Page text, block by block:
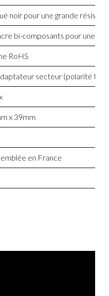
noir pour une grande
bi-composants pour une
RoHS
secteur (polarité
x 39mm
en France